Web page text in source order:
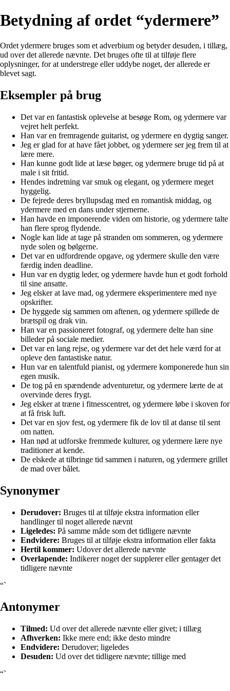
Betydning af ordet “ydermere”
Ordet ydermere bruges som et adverbium og betyder desuden, i tillæg,
ud over det allerede nævnte. Det bruges ofte til at tilføje flere
oplysninger, for at understrege eller uddybe noget, der allerede er
blevet sagt.
Eksempler på brug
Det var en fantastisk oplevelse at besøge Rom, og ydermere var
vejret helt perfekt.
Han var en fremragende guitarist, og ydermere en dygtig sanger.
Jeg er glad for at have fået jobbet, og ydermere ser jeg frem til at
lære mere.
Han kunne godt lide at læse bøger, og ydermere bruge tid på at
male i sit fritid.
Hendes indretning var smuk og elegant, og ydermere meget
hyggelig.
De fejrede deres bryllupsdag med en romantisk middag, og
ydermere med en dans under stjernerne.
Han havde en imponerende viden om historie, og ydermere talte
han flere sprog flydende.
Nogle kan lide at tage på stranden om sommeren, og ydermere
nyde solen og bølgerne.
Det var en udfordrende opgave, og ydermere skulle den være
færdig inden deadline.
Hun var en dygtig leder, og ydermere havde hun et godt forhold
til sine ansatte.
Jeg elsker at lave mad, og ydermere eksperimentere med nye
opskrifter.
De hyggede sig sammen om aftenen, og ydermere spillede de
brætspil og drak vin.
Han var en passioneret fotograf, og ydermere delte han sine
billeder på sociale medier.
Det var en lang rejse, og ydermere var det det hele værd for at
opleve den fantastiske natur.
Hun var en talentfuld pianist, og ydermere komponerede hun sin
egen musik.
De tog på en spændende adventuretur, og ydermere lærte de at
overvinde deres frygt.
Jeg elsker at træne i fitnesscentret, og ydermere løbe i skoven for
at få frisk luft.
Det var en sjov fest, og ydermere fik de lov til at danse til sent
om natten.
Han nød at udforske fremmede kulturer, og ydermere lære nye
traditioner at kende.
De elskede at tilbringe tid sammen i naturen, og ydermere grillet
de mad over bålet.
Synonymer
Derudover: Bruges til at tilføje ekstra information eller
handlinger til noget allerede nævnt
Ligeledes: På samme måde som det tidligere nævnte
Endvidere: Bruges til at tilføje ekstra information eller fakta
Hertil kommer: Udover det allerede nævnte
Overlapende: Indikerer noget der supplerer eller gentager det
tidligere nævnte
“`
Antonymer
Tilmed: Ud over det allerede nævnte eller givet; i tillæg
Afhverken: Ikke mere end; ikke desto mindre
Endvidere: Derudover; ligeledes
Desuden: Ud over det tidligere nævnte; tillige med
“`